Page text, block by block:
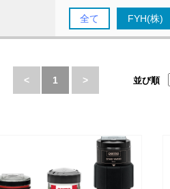
全て FYH(株)
< 1 > 並び順